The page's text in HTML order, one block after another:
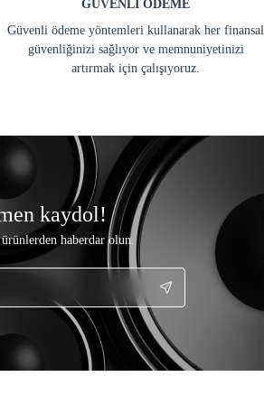
GÜVENLİ ÖDEME
Güvenli ödeme yöntemleri kullanarak her finansal
güvenliğinizi sağlıyor ve memnuniyetinizi
artırmak için çalışıyoruz.
kaydol!
haberdar olun.